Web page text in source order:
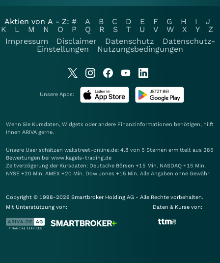
Aktien von A - Z: # A B C D E F G H I
J
K
L M N O P Q R S T U V W X Y
Z
Impressum
Disclaimer Datenschutz
Datenschutz-
Einstellungen
Nutzungsbedingungen
Unsere Apps:
Wenn Sie Kursdaten, Widgets oder andere Finanzinformationen benötigen, hilft
Ihnen ARIVA gerne.
Unsere User schätzen wallstreet-online.de: 4.8 von 5 Sternen ermittelt aus 285
Bewertungen bei www.kagels-trading.de
Zeitverzögerung der Kursdaten: Deutsche Börsen +15 Min. NASDAQ +15 Min.
NYSE +20 Min. AMEX +20 Min. Dow Jones +15 Min. Alle Angaben ohne Gewähr.
Copyright © 1998-2026 Smartbroker Holding AG - Alle Rechte vorbehalten.
Mit Unterstützung von:
Daten & Kurse von: